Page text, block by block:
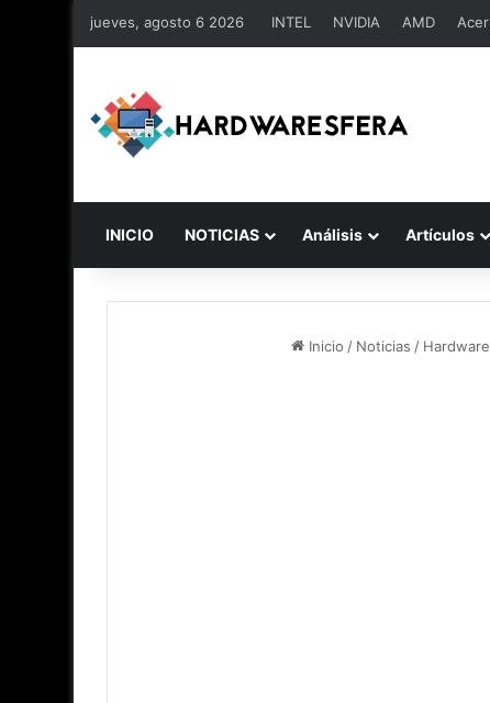
jueves, agosto 6 2026 INTEL NVIDIA AMD Acer
INICIO NOTICIAS Análisis Artículos
Inicio / Noticias / Hardware